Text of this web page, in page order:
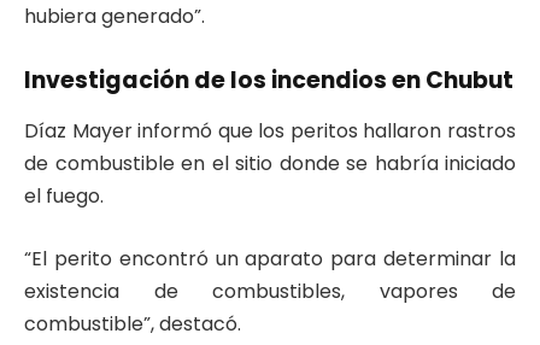
hubiera generado”.
Investigación de los incendios en Chubut
Díaz Mayer informó que los peritos hallaron rastros
de combustible en el sitio donde se habría iniciado
el fuego.
“El perito encontró un aparato para determinar la
existencia de combustibles, vapores de
combustible”, destacó.